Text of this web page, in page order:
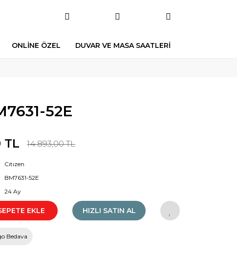
ONLİNE ÖZEL DUVAR VE MASA SAATLERİ
52E
TL 14.893,00 TL
Cıtızen
BM7631-52E
24 Ay
EKLE HIZLI SATIN AL
Bedava